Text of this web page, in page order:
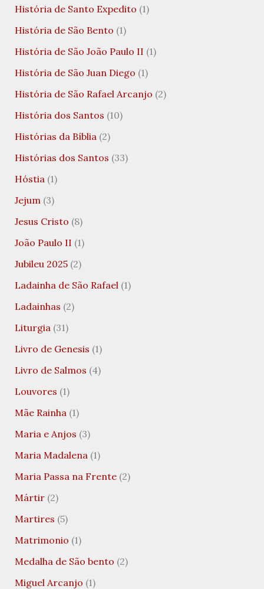
História de Santo Expedito (1)
História de São Bento (1)
História de São João Paulo II (1)
História de São Juan Diego (1)
História de São Rafael Arcanjo (2)
História dos Santos (10)
Histórias da Bíblia (2)
Histórias dos Santos (33)
Hóstia (1)
Jejum (3)
Jesus Cristo (8)
João Paulo II (1)
Jubileu 2025(2)
Ladainha de São Rafael (1)
Ladainhas (2)
Liturgia (31)
Livro de Genesis (1)
Livro de Salmos (4)
Louvores (1)
Mãe Rainha (1)
Maria e Anjos (3)
Maria Madalena (1)
Maria Passa na Frente(2)
Mártir(2)
Martires (5)
Matrimonio (1)
Medalha de São bento (2)
Miguel Arcanjo (1)